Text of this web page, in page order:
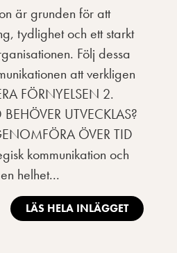
är grunden för att
tydlighet och ett starkt
Följ dessa
att verkligen
FÖRNYELSEN 2.
UTVECKLAS?
ÖVER TID
kommunikation och
helhet...
LÄS HELA INLÄGGET